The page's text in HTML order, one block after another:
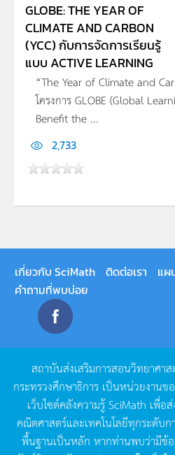
GLOBE: THE YEAR OF
CLIMATE AND CARBON
(YCC) กับการจัดการเรียนรู้
แบบ ACTIVE LEARNING
“The Year of Climate and
โครงการ GLOBE (Global
Benefit the ...
2,733
เกี่ยวกับ SciMath ติดต่อเรา
แผ
คำถามที่พบบ่อย
สถาบันส่งเสริมการสอนวิทยาศาส
กระทรวงศึกษาธิการ เป็นหน่วยงานข
เว็บไซต์คลังความรู้SciMath เพื่อ
คณิตศาสตร์และเทคโนโลยีทุกระดับก
พื้นฐานเป็นหลัก หากท่านพบว่ามีข้